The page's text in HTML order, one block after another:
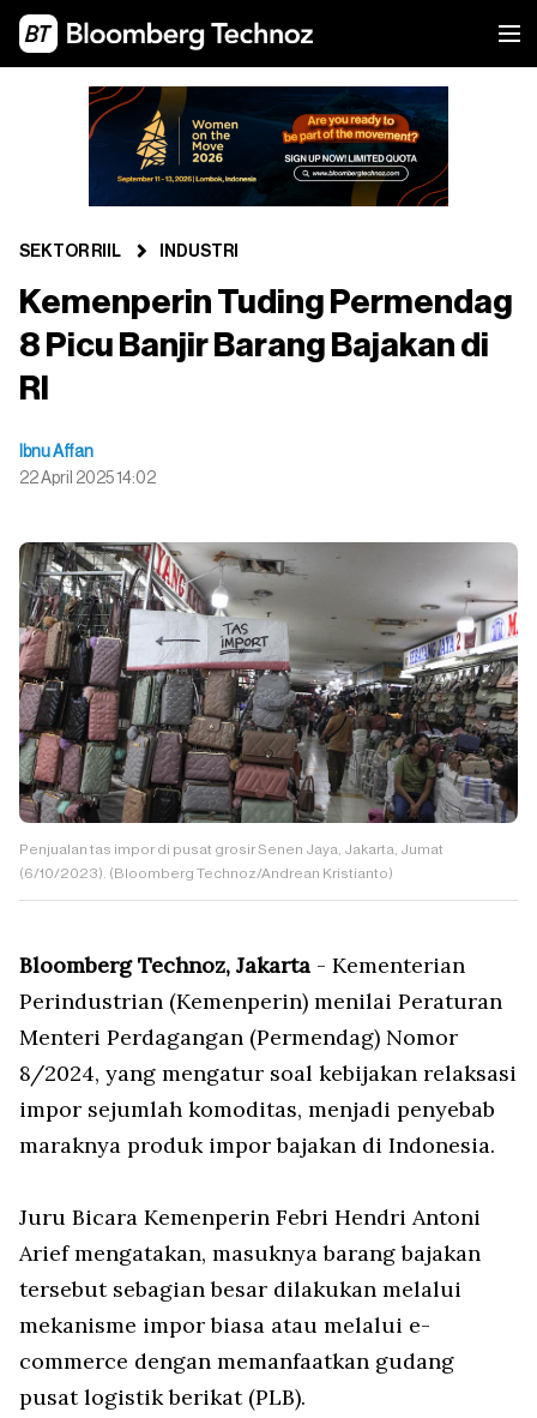
SEKTOR RIIL INDUSTRI
Kemenperin Tuding Permendag
8 Picu Banjir Barang Bajakan di
RI
Ibnu Affan
22 April 2025 14:02
Penjualan tas impor di pusat grosir Senen Jaya, Jakarta, Jumat
(6/10/2023). (Bloomberg Technoz/Andrean Kristianto)
Bloomberg Technoz, Jakarta - Kementerian
Perindustrian (Kemenperin) menilai Peraturan
Menteri Perdagangan (Permendag) Nomor
8/2024, yang mengatur soal kebijakan relaksasi
impor sejumlah komoditas, menjadi penyebab
maraknya produk impor bajakan di Indonesia.
Juru Bicara Kemenperin Febri Hendri Antoni
Arief mengatakan, masuknya barang bajakan
tersebut sebagian besar dilakukan melalui
mekanisme impor biasa atau melalui e-
commerce dengan memanfaatkan gudang
pusat logistik berikat (PLB).